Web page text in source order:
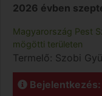
2026 évben
Magyarország Pest
mögötti területen
Termelő: Szobi